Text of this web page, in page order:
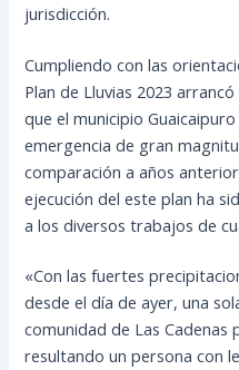
jurisdicción.
Cumpliendo con las
Plan de Lluvias 2023
que el municipio
emergencia de gran
comparación a años
ejecución del este plan ha
a los diversos trabajos de
«Con las fuertes
desde el día de ayer, una
comunidad de Las
resultando un persona con